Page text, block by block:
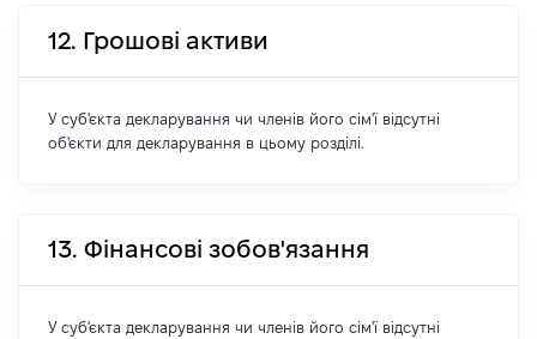
12. Грошові активи
У суб'єкта декларування чи членів його сім'ї відсутні
об'єкти для декларування в цьому розділі.
13. Фінансові зобов'язання
У суб'єкта декларування чи членів його сім'ї відсутні